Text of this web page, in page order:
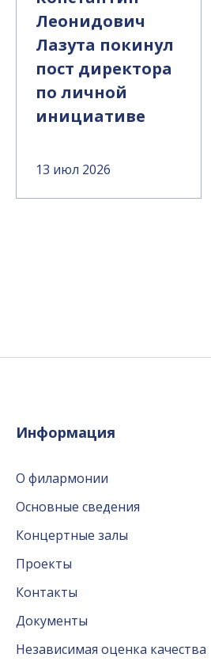
Леонидович
Лазута покинул
пост директора
по личной
инициативе
13 июл 2026
Информация
О филармонии
Основные сведения
Концертные залы
Проекты
Контакты
Документы
Независимая оценка качества